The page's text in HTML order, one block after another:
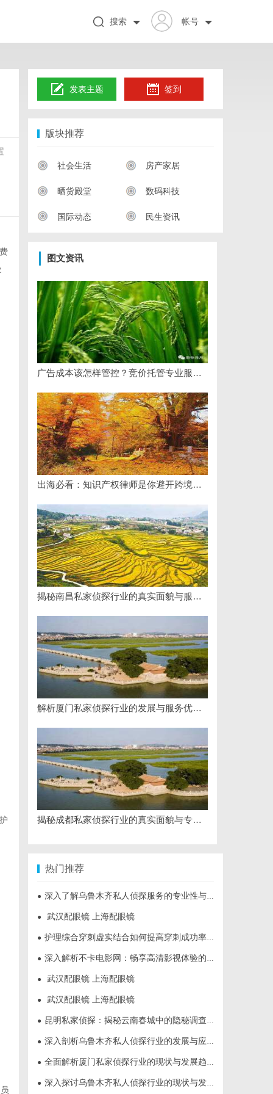
帐号
搜索
发表主题 签到
版块推荐
社会生活 房产家居
晒货殿堂 数码科技
国际动态 民生资讯
图文资讯
广告成本该怎样管控？竞价托管专业服务商俐麸科技
出海必看：知识产权律师是你避开跨境雷区的安全垫
揭秘南昌私家侦探行业的真实面貌与服务价值详解
解析厦门私家侦探行业的发展与服务优势全面指南
揭秘成都私家侦探行业的真实面貌与专业服务
热门推荐
● 深入了解乌鲁木齐私人侦探服务的专业性与应用领域
● 武汉配眼镜 上海配眼镜
● 护理综合穿刺虚实结合如何提高穿刺成功率？立方幻境给出答案
● 深入解析不卡电影网：畅享高清影视体验的最佳选择
● 武汉配眼镜 上海配眼镜
● 武汉配眼镜 上海配眼镜
● 昆明私家侦探：揭秘云南春城中的隐秘调查力量
● 深入剖析乌鲁木齐私人侦探行业的发展与应用现状
● 全面解析厦门私家侦探行业的现状与发展趋势
● 深入探讨乌鲁木齐私人侦探行业的现状与发展趋势